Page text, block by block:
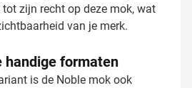
zijn recht op deze mok, wat
van je merk.
handige formaten
is de Noble mok ook